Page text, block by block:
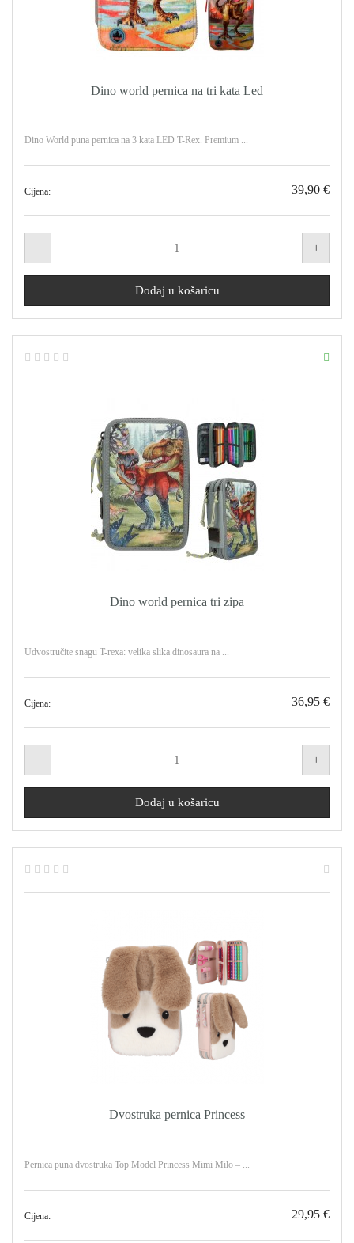
Dino world pernica na tri kata Led
Dino World puna pernica na 3 kata LED T-Rex. Premium ...
Cijena: 39,90 €
Dino world pernica tri zipa
Udvostručite snagu T-rexa: velika slika dinosaura na ...
Cijena: 36,95 €
Dvostruka pernica Princess
Pernica puna dvostruka Top Model Princess Mimi Milo – ...
Cijena: 29,95 €